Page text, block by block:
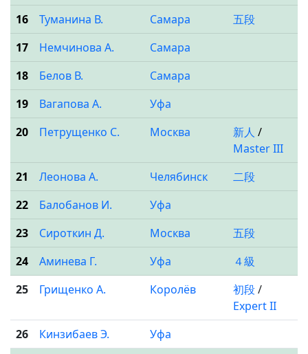
16
Туманина В. Самара
五段
17
Немчинова А.
Самара
18
Белов В.
Самара
19
Вагапова А.
Уфа
20
Петрущенко С. Москва 新人 /
Master III
21
Леонова А. Челябинск
二段
22
Балобанов И.
Уфа
23
Сироткин Д. Москва
五段
24
Аминева Г. Уфа
４級
25
Грищенко А. Королёв 初段/
Expert II
26
Кинзибаев Э.
Уфа